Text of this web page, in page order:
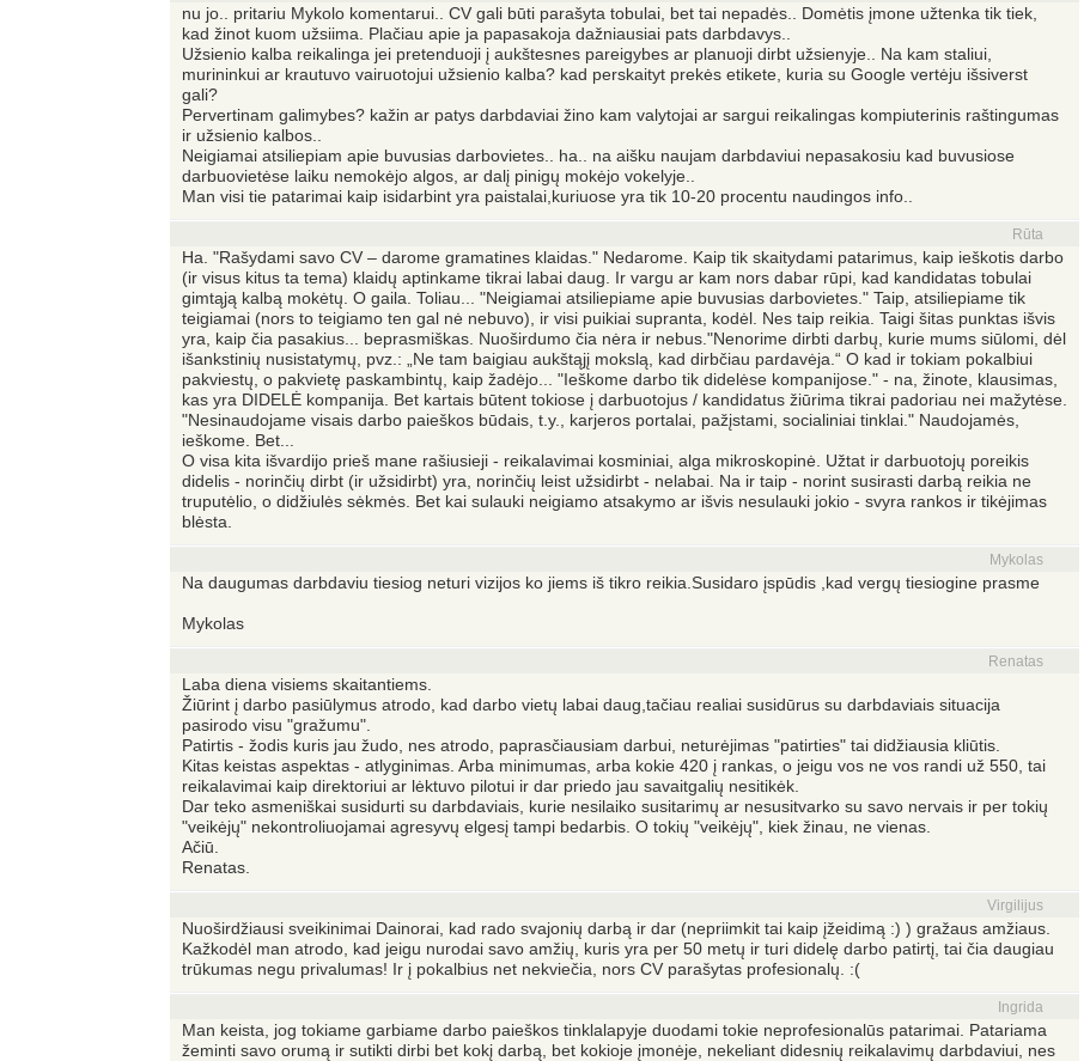
nu jo.. pritariu Mykolo komentarui.. CV gali būti parašyta tobulai, bet tai nepadės.. Domėtis įmone užtenka tik tiek,
kad žinot kuom užsiima. Plačiau apie ja papasakoja dažniausiai pats darbdavys..
Užsienio kalba reikalinga jei pretenduoji į aukštesnes pareigybes ar planuoji dirbt užsienyje.. Na kam staliui,
murininkui ar krautuvo vairuotojui užsienio kalba? kad perskaityt prekės etikete, kuria su Google vertėju išsiverst
gali?
Pervertinam galimybes? kažin ar patys darbdaviai žino kam valytojai ar sargui reikalingas kompiuterinis raštingumas
ir užsienio kalbos..
Neigiamai atsiliepiam apie buvusias darbovietes.. ha.. na aišku naujam darbdaviui nepasakosiu kad buvusiose
darbuovietėse laiku nemokėjo algos, ar dalį pinigų mokėjo vokelyje..
Man visi tie patarimai kaip isidarbint yra paistalai,kuriuose yra tik 10-20 procentu naudingos info..
Rūta
Ha. "Rašydami savo CV – darome gramatines klaidas." Nedarome. Kaip tik skaitydami patarimus, kaip ieškotis darbo
(ir visus kitus ta tema) klaidų aptinkame tikrai labai daug. Ir vargu ar kam nors dabar rūpi, kad kandidatas tobulai
gimtąją kalbą mokėtų. O gaila. Toliau... "Neigiamai atsiliepiame apie buvusias darbovietes." Taip, atsiliepiame tik
teigiamai (nors to teigiamo ten gal nė nebuvo), ir visi puikiai supranta, kodėl. Nes taip reikia. Taigi šitas punktas išvis
yra, kaip čia pasakius... beprasmiškas. Nuoširdumo čia nėra ir nebus."Nenorime dirbti darbų, kurie mums siūlomi, dėl
išankstinių nusistatymų, pvz.: „Ne tam baigiau aukštąjį mokslą, kad dirbčiau pardavėja.“ O kad ir tokiam pokalbiui
pakviestų, o pakvietę paskambintų, kaip žadėjo... "Ieškome darbo tik didelėse kompanijose." - na, žinote, klausimas,
kas yra DIDELĖ kompanija. Bet kartais būtent tokiose į darbuotojus / kandidatus žiūrima tikrai padoriau nei mažytėse.
"Nesinaudojame visais darbo paieškos būdais, t.y., karjeros portalai, pažįstami, socialiniai tinklai." Naudojamės,
ieškome. Bet...
O visa kita išvardijo prieš mane rašiusieji - reikalavimai kosminiai, alga mikroskopinė. Užtat ir darbuotojų poreikis
didelis - norinčių dirbt (ir užsidirbt) yra, norinčių leist užsidirbt - nelabai. Na ir taip - norint susirasti darbą reikia ne
truputėlio, o didžiulės sėkmės. Bet kai sulauki neigiamo atsakymo ar išvis nesulauki jokio - svyra rankos ir tikėjimas
blėsta.
Mykolas
Na daugumas darbdaviu tiesiog neturi vizijos ko jiems iš tikro reikia.Susidaro įspūdis ,kad vergų tiesiogine prasme
Mykolas
Renatas
Laba diena visiems skaitantiems.
Žiūrint į darbo pasiūlymus atrodo, kad darbo vietų labai daug,tačiau realiai susidūrus su darbdaviais situacija
pasirodo visu "gražumu".
Patirtis - žodis kuris jau žudo, nes atrodo, paprasčiausiam darbui, neturėjimas "patirties" tai didžiausia kliūtis.
Kitas keistas aspektas - atlyginimas. Arba minimumas, arba kokie 420 į rankas, o jeigu vos ne vos randi už 550, tai
reikalavimai kaip direktoriui ar lėktuvo pilotui ir dar priedo jau savaitgalių nesitikėk.
Dar teko asmeniškai susidurti su darbdaviais, kurie nesilaiko susitarimų ar nesusitvarko su savo nervais ir per tokių
"veikėjų" nekontroliuojamai agresyvų elgesį tampi bedarbis. O tokių "veikėjų", kiek žinau, ne vienas.
Ačiū.
Renatas.
Virgilijus
Nuoširdžiausi sveikinimai Dainorai, kad rado svajonių darbą ir dar (nepriimkit tai kaip įžeidimą :) ) gražaus amžiaus.
Kažkodėl man atrodo, kad jeigu nurodai savo amžių, kuris yra per 50 metų ir turi didelę darbo patirtį, tai čia daugiau
trūkumas negu privalumas! Ir į pokalbius net nekviečia, nors CV parašytas profesionalų. :(
Ingrida
Man keista, jog tokiame garbiame darbo paieškos tinklalapyje duodami tokie neprofesionalūs patarimai. Patariama
žeminti savo orumą ir sutikti dirbi bet kokį darbą, bet kokioje įmonėje, nekeliant didesnių reikalavimų darbdaviui, nes